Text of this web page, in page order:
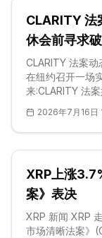
CLARITY 法
休会前寻求
CLARITY 法案
在纽约召开一场
来:CLARITY 法
场会议由数字资
身并不会将立法
山寨币市场及其
看来,眼下的时间
2026年7月16日
XRP上涨
案》表决
XRP 新闻 XRP
市场清晰法案》